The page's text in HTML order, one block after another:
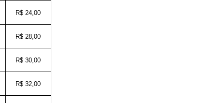
R$ 24,00
R$ 28,00
R$ 30,00
R$ 32,00